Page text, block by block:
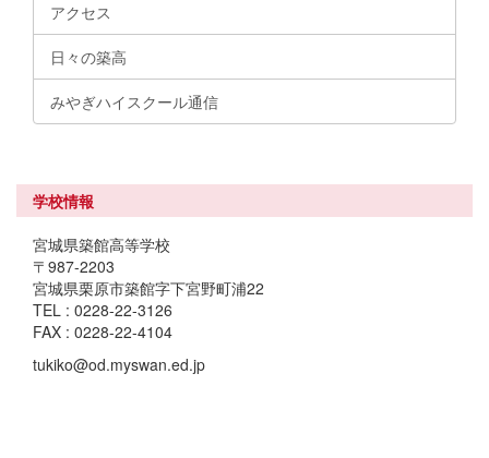
アクセス
日々の築高
みやぎハイスクール通信
学校情報
宮城県築館高等学校
〒987-2203
宮城県栗原市築館字下宮野町浦22
TEL : 0228-22-3126
FAX : 0228-22-4104
tukiko@od.myswan.ed.jp